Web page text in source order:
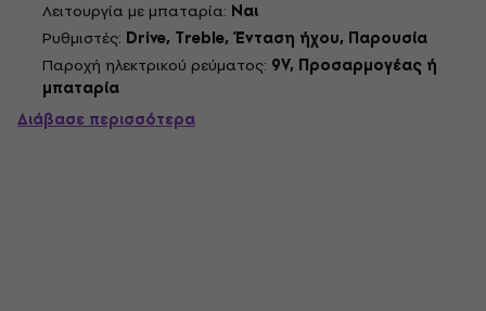
Λειτουργία με μπαταρία: Ναι
Ρυθμιστές: Drive, Treble, Ένταση ήχου, Παρουσία
Παροχή ηλεκτρικού ρεύματος: 9V, Προσαρμογέας ή
μπαταρία
Διάβασε περισσότερα